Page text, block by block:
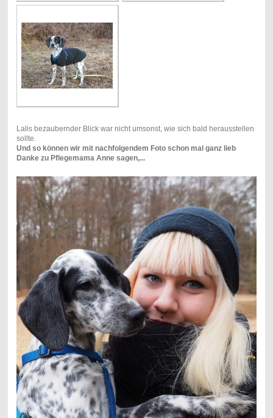
Lalis bezaubernder Blick war nicht umsonst, wie sich bald herausstellen
sollte.
Und so können wir mit nachfolgendem Foto schon mal ganz lieb
Danke zu Pflegemama Anne sagen,...